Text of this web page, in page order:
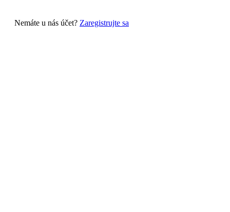
Nemáte u nás účet? Zaregistrujte sa